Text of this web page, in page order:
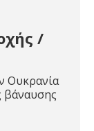
/
Ουκρανία
βάναυσης